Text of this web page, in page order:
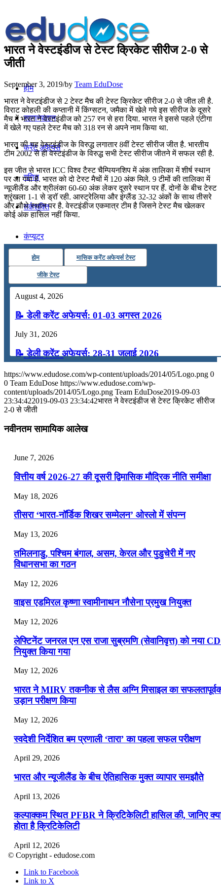
होम
सामान्यज्ञान
करेंट अफेयर्स
गणित
तर्कशक्ति
कंप्यूटर
अंग्रेजी
मॉक टेस्ट
Menu Menu
भारत ने वेस्‍टइंडीज से टेस्‍ट क्रिकेट सीरीज 2-0 से
जीती
September 3, 2019/by Team EduDose
भारत ने वेस्‍टइंडीज से 2 टेस्ट मैच की टेस्‍ट क्रिकेट सीरीज 2-0 से जीत ली है.
विराट कोहली की कप्‍तानी में किंग्सटन, जमैका में खेले गये इस सीरीज के दूसरे
मैच में भारत ने वेस्‍टइंडीज को 257 रन से हरा दिया. भारत ने इससे पहले एंटीगा
में खेले गए पहले टेस्ट मैच को 318 रन से अपने नाम किया था.
भारत की यह वेस्टइंडीज के विरुद्ध लगातार 8वीं टेस्ट सीरीज जीत है. भारतीय
टीम 2002 से ही वेस्टइंडीज के विरुद्ध सभी टेस्ट सीरीज जीतने में सफल रही है.
इस जीत से भारत ICC विश्‍व टैस्‍ट चैम्पियनशिप में अंक तालिका में शीर्ष स्‍थान
पर आ गया है. भारत को दो टेस्‍ट मैचों में 120 अंक मिले. 9 टीमों की तालिका में
न्‍यूजीलैंड और श्रीलंका 60-60 अंक लेकर दूसरे स्‍थान पर हैं. दोनों के बीच टेस्‍ट
श्रृंखला 1-1 से ड्रॉ रही. आस्‍ट्रेलिया और इंग्‍लैंड 32-32 अंकों के साथ तीसरे
और चौथे स्‍थान पर है. वेस्‍टइंडीज एकमात्र टीम है जिसने टेस्‍ट मैच खेलकर
कोई अंक हासिल नहीं किया.
होम मासिक करेंट अफेयर्स टेस्ट
जीके टेस्ट
August 4, 2026
📝 डेली करेंट अफेयर्स: 01-03 अगस्त 2026
July 31, 2026
📝 डेली करेंट अफेयर्स: 28-31 जुलाई 2026
July 28, 2026
📝 डेली करेंट अफेयर्स: 25-27 जुलाई 2026
July 25, 2026
📝 डेली करेंट अफेयर्स: 22-24 जुलाई 2026
https://www.edudose.com/wp-content/uploads/2014/05/Logo.png 0
0 Team EduDose https://www.edudose.com/wp-
content/uploads/2014/05/Logo.png Team EduDose2019-09-03
23:34:422019-09-03 23:34:42भारत ने वेस्‍टइंडीज से टेस्‍ट क्रिकेट सीरीज
2-0 से जीती
नवीनतम सामायिक आलेख
June 7, 2026
वित्तीय वर्ष 2026-27 की दूसरी द्विमासिक मौद्रिक नीति समीक्षा
May 18, 2026
तीसरा ‘भारत-नॉर्डिक शिखर सम्मेलन’ ओस्लो में संपन्न
May 13, 2026
तमिलनाडु, पश्चिम बंगाल, असम, केरल और पुडुचेरी में नए
विधानसभा का गठन
May 12, 2026
वाइस एडमिरल कृष्णा स्वामीनाथन नौसेना प्रमुख नियुक्त
May 12, 2026
लेफ्टिनेंट जनरल एन एस राजा सुब्रमणि (सेवानिवृत्त) को नया
नियुक्त किया गया
May 12, 2026
भारत ने MIRV तकनीक से लैस अग्नि मिसाइल का
उड़ान परीक्षण किया
May 12, 2026
स्वदेशी निर्देशित बम प्रणाली ‘तारा’ का पहला सफल परीक्षण
April 29, 2026
भारत और न्यूजीलैंड के बीच ऐतिहासिक मुक्त व्यापार समझौते
April 13, 2026
कल्पाक्कम स्थित PFBR ने क्रिटिकेलिटी हासिल की, जानिए
होता है क्रिटिकेलिटी
April 12, 2026
© Copyright - edudose.com
Link to Facebook
Link to X